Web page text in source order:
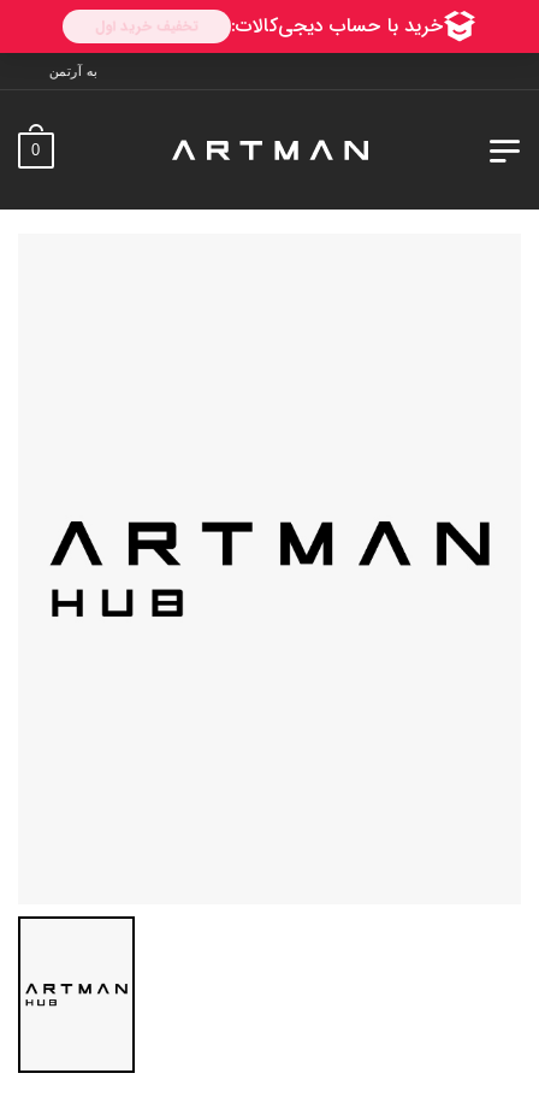
به آرتمن خوش آمدید. ارسال به
0